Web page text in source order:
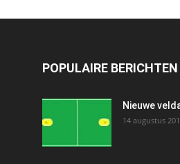
POPULAIRE BERICHTEN
Nieuwe
14 augustus